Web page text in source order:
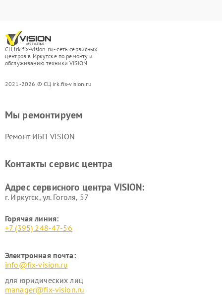
СЦ irk.fix-vision.ru - сеть сервисных
центров в Иркутске по ремонту и
обслуживанию техники VISION
2021-2026 © СЦ irk.fix-vision.ru
Мы ремонтируем
Ремонт ИБП VISION
Контакты сервис центра
Адрес сервисного центра VISION:
г. Иркутск, ул. ​Гоголя, 57
Горячая линия:
+7 (395) 248-47-56
Электронная почта:
info@fix-vision.ru
для юридических лиц
manager@fix-vision.ru